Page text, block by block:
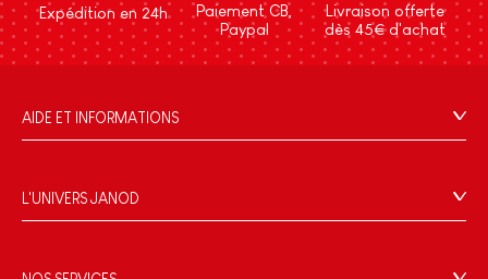
Expédition en 24h
Paiement CB,
Paypal
Livraison offerte
dès 45€ d'achat
AIDE ET INFORMATIONS
FAQ
Contact
L'UNIVERS JANOD
Le design